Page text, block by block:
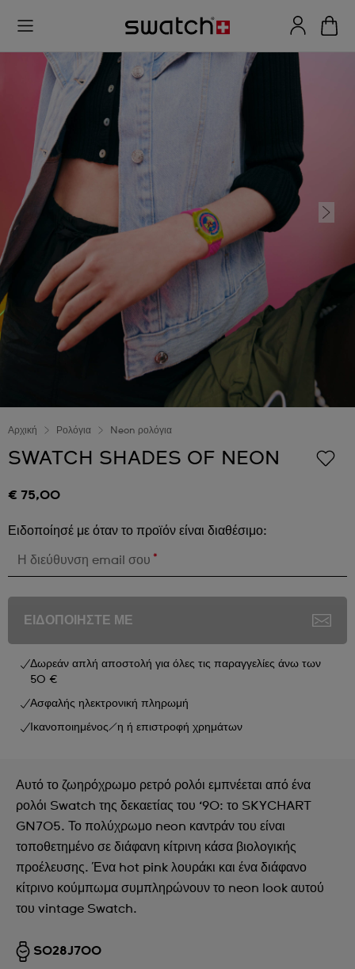
Αρχική Ρολόγια Neon ρολόγια
SWATCH SHADES OF NEON
€ 75,00
Ειδοποίησέ με όταν το προϊόν είναι διαθέσιμο:
Η διεύθυνση email σου *
ΕΙΔΟΠΟΙΗΣΤΕ ΜΕ
Δωρεάν απλή αποστολή για όλες τις παραγγελίες άνω των
50 €
Ασφαλής ηλεκτρονική πληρωμή
Ικανοποιημένος/η ή επιστροφή χρημάτων
Αυτό το ζωηρόχρωμο ρετρό ρολόι εμπνέεται από ένα
ρολόι Swatch της δεκαετίας του ‘90: το SKYCHART
GN705. Το πολύχρωμο neon καντράν του είναι
τοποθετημένο σε διάφανη κίτρινη κάσα βιολογικής
προέλευσης. Ένα hot pink λουράκι και ένα διάφανο
κίτρινο κούμπωμα συμπληρώνουν το neon look αυτού
του vintage Swatch.
SO28J700